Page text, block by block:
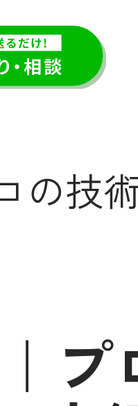
の技
プ